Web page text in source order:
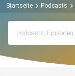
Startseite Podcasts